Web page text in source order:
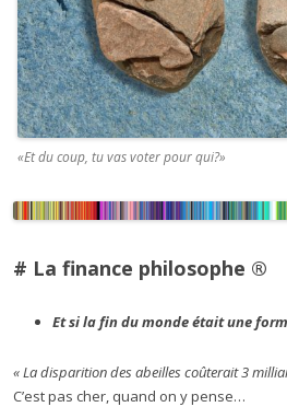
«Et du coup, tu vas voter pour qui?»
# La finance philosophe ®
Et si la fin du monde était une
« La disparition des abeilles coûterait 3
C’est pas cher, quand on y pense…